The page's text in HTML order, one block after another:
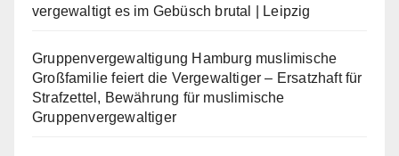
vergewaltigt es im Gebüsch brutal | Leipzig
Gruppenvergewaltigung Hamburg muslimische
Großfamilie feiert die Vergewaltiger – Ersatzhaft für
Strafzettel, Bewährung für muslimische
Gruppenvergewaltiger